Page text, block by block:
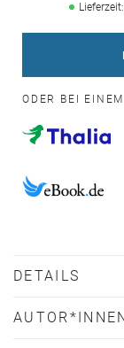
ODER BEI
DETAILS
AUTOR*INNEN